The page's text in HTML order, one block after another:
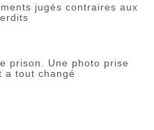
jugés contraires aux
prison. Une photo prise
a tout changé